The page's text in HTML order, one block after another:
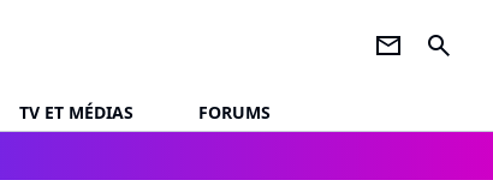
newsletter search
TV ET MÉDIAS
FORUMS